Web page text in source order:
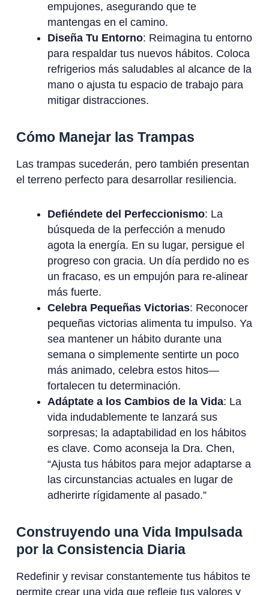
empujones, asegurando que te
mantengas en el camino.
Diseña Tu Entorno: Reimagina tu entorno
para respaldar tus nuevos hábitos. Coloca
refrigerios más saludables al alcance de la
mano o ajusta tu espacio de trabajo para
mitigar distracciones.
Cómo Manejar las Trampas
Las trampas sucederán, pero también presentan
el terreno perfecto para desarrollar resiliencia.
Defiéndete del Perfeccionismo: La
búsqueda de la perfección a menudo
agota la energía. En su lugar, persigue el
progreso con gracia. Un día perdido no es
un fracaso, es un empujón para re-alinear
más fuerte.
Celebra Pequeñas Victorias: Reconocer
pequeñas victorias alimenta tu impulso. Ya
sea mantener un hábito durante una
semana o simplemente sentirte un poco
más animado, celebra estos hitos—
fortalecen tu determinación.
Adáptate a los Cambios de la Vida: La
vida indudablemente te lanzará sus
sorpresas; la adaptabilidad en los hábitos
es clave. Como aconseja la Dra. Chen,
“Ajusta tus hábitos para mejor adaptarse a
las circunstancias actuales en lugar de
adherirte rígidamente al pasado.”
Construyendo una Vida Impulsada
por la Consistencia Diaria
Redefinir y revisar constantemente tus hábitos te
permite crear una vida que refleje tus valores y